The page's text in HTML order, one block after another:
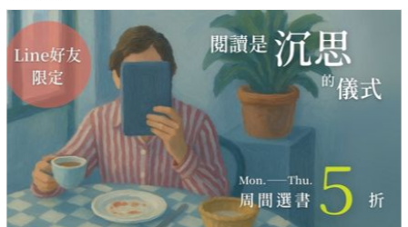
留下痕跡，人情的風景和文化的脈流環繞著神與信祂的人而生，
請跟我們深入不曾去過的廟宇，在那些陌生場景的最核心，是關
於人們也關於他們所信。
小日子行事曆
一件事
在大海媽媽環繞的溫暖小島 感受人與人的緊密牽絆
踏進新冷戰後的 莫斯科菜市場